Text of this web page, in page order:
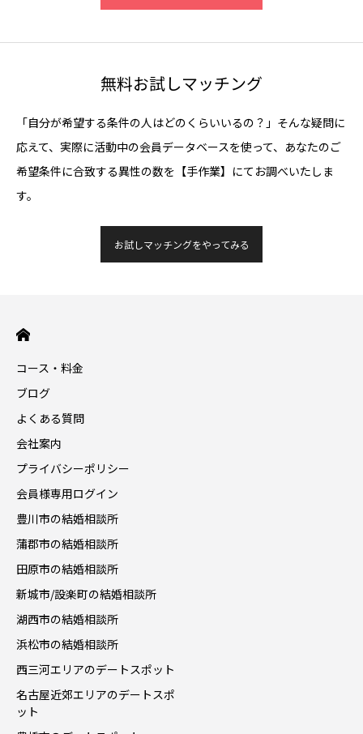
無料お試しマッチング
「自分が希望する条件の人はどのくらいいるの？」そんな疑問に
応えて、実際に活動中の会員データベースを使って、あなたのご
希望条件に合致する異性の数を【手作業】にてお調べいたしま
す。
お試しマッチングをやってみる
コース・料金
ブログ
よくある質問
会社案内
プライバシーポリシー
会員様専用ログイン
豊川市の結婚相談所
蒲郡市の結婚相談所
田原市の結婚相談所
新城市/設楽町の結婚相談所
湖西市の結婚相談所
浜松市の結婚相談所
西三河エリアのデートスポット
名古屋近郊エリアのデートスポ
ット